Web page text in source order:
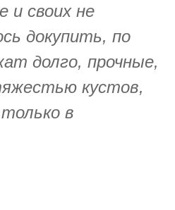
и своих не
докупить, по
долго, прочные,
кустов,
в